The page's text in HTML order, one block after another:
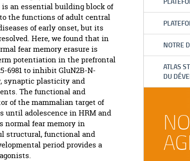
an essential building block of
the functions of adult central
of early onset, but its
Here, we found that in
fear memory erasure is
potentiation in the prefrontal
6981 to inhibit GluN2B-N-
synaptic plasticity and
The functional and
of the mammalian target of
until adolescence in HRM and
normal fear memory in
structural, functional and
period provides a
NOTRE
ATLAS
DU